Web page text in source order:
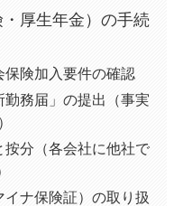
厚生年金）の手続
保険加入要件の確認
勤務届」の提出（事実
按分（各会社に他社で
イナ保険証）の取り扱